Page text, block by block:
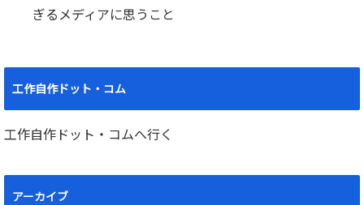
ぎるメディアに思うこと
工作自作ドット・コム
工作自作ドット・コムへ行く
アーカイブ